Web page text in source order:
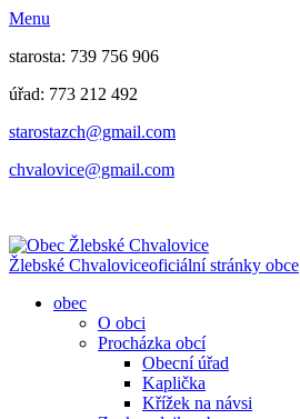
Menu
starosta: 739 756 906
úřad: 773 212 492
​​​​starostazch@gmail.com
​​​​chvalovice@gmail.com
Žlebské Chvaloviceoficiální stránky obce
obec
O obci
Procházka obcí
Obecní úřad
Kaplička
Křížek na návsi